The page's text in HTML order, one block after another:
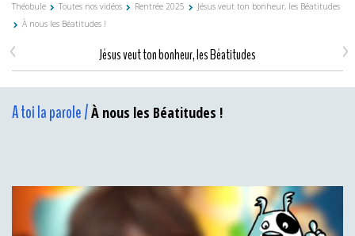
Théobule Toutes nos vidéos Rentrée 2025
Jésus veut ton bonheur, les Béatitudes
À nous les Béatitudes !
Jésus veut ton bonheur, les Béatitudes
< >
A toi la parole /À nous les Béatitudes !